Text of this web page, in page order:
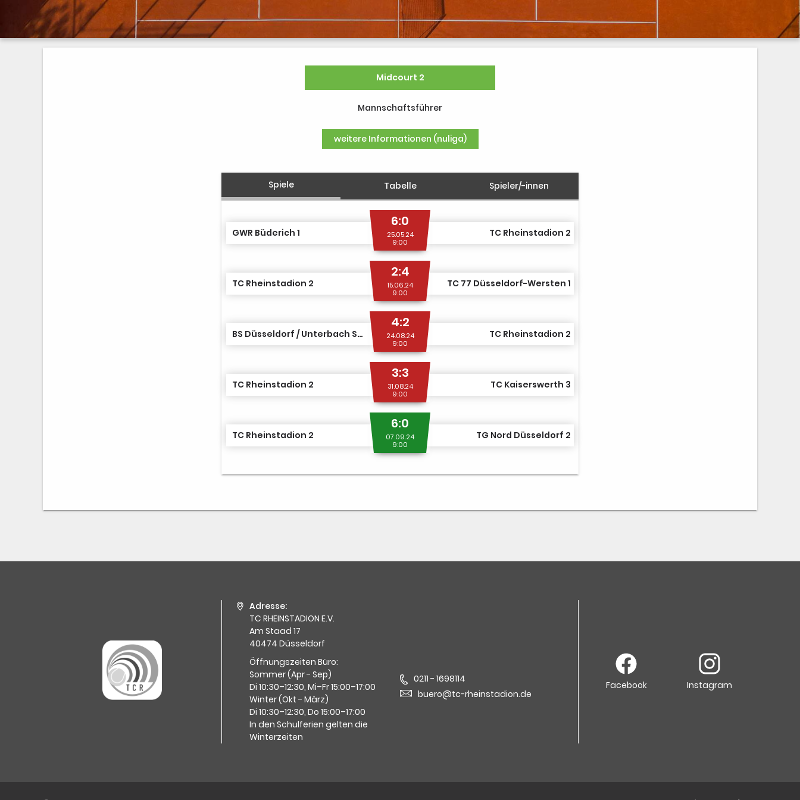
Midcourt 2
Mannschaftsführer
weitere Informationen (nuliga)
Spiele Tabelle Spieler/-innen
GWR Büderich 1
6:0
25.05.24
9:00
TC Rheinstadion 2
TC Rheinstadion 2
2:4
15.06.24
9:00
TC 77 Düsseldorf-Wersten 1
BS Düsseldorf / Unterbach SG 2
4:2
24.08.24
9:00
TC Rheinstadion 2
TC Rheinstadion 2
3:3
31.08.24
9:00
TC Kaiserswerth 3
TC Rheinstadion 2
6:0
07.09.24
9:00
TG Nord Düsseldorf 2
Adresse:
TC RHEINSTADION E.V.
Am Staad 17
40474 Düsseldorf
Öffnungszeiten Büro:
Sommer (Apr - Sep)
Di 10:30–12:30, Mi–Fr 15:00–17:00
Winter (Okt - März)
Di 10:30–12:30, Do 15:00–17:00
In den Schulferien gelten die
Winterzeiten
0211 - 1698114
buero@tc-rheinstadion.de
Facebook Instagram